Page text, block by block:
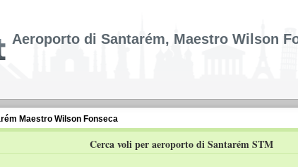
Aeroporto di Santarém, Maestro Wilson
Maestro Wilson Fonseca
Cerca voli per aeroporto di Santarém STM